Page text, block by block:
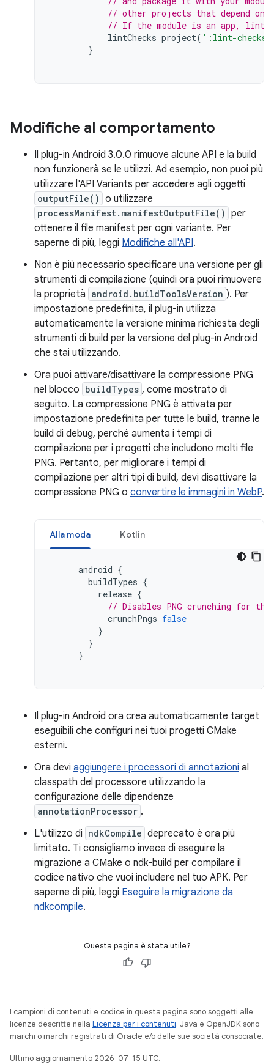
// other projects that depend
// If the module is an app, lint
lintChecks project( ':lint-checks'
}
Modifiche al comportamento
Il plug-in Android 3.0.0 rimuove alcune API e la build
non funzionerà se le utilizzi. Ad esempio, non puoi più
utilizzare l'API Variants per accedere agli oggetti
outputFile() o utilizzare
processManifest.manifestOutputFile() per
ottenere il file manifest per ogni variante. Per
saperne di più, leggi Modifiche all'API.
Non è più necessario specificare una versione per gli
strumenti di compilazione (quindi ora puoi rimuovere
la proprietà android.buildToolsVersion ). Per
impostazione predefinita, il plug-in utilizza
automaticamente la versione minima richiesta degli
strumenti di build per la versione del plug-in Android
che stai utilizzando.
Ora puoi attivare/disattivare la compressione PNG
nel blocco buildTypes , come mostrato di
seguito. La compressione PNG è attivata per
impostazione predefinita per tutte le build, tranne le
build di debug, perché aumenta i tempi di
compilazione per i progetti che includono molti file
PNG. Pertanto, per migliorare i tempi di
compilazione per altri tipi di build, devi disattivare la
compressione PNG o convertire le immagini in WebP.
Alla moda Kotlin
android {
buildTypes {
release {
// Disables PNG crunching for
crunchPngs false
}
}
}
Il plug-in Android ora crea automaticamente target
eseguibili che configuri nei tuoi progetti CMake
esterni.
Ora devi aggiungere i processori di annotazioni al
classpath del processore utilizzando la
configurazione delle dipendenze
annotationProcessor .
L'utilizzo di ndkCompile deprecato è ora più
limitato. Ti consigliamo invece di eseguire la
migrazione a CMake o ndk-build per compilare il
codice nativo che vuoi includere nel tuo APK. Per
saperne di più, leggi Eseguire la migrazione da
ndkcompile.
Questa pagina è stata utile?
I campioni di contenuti e codice in questa pagina sono soggetti alle
licenze descritte nella Licenza per i contenuti. Java e OpenJDK sono
marchi o marchi registrati di Oracle e/o delle sue società consociate.
Ultimo aggiornamento 2026-07-15 UTC.